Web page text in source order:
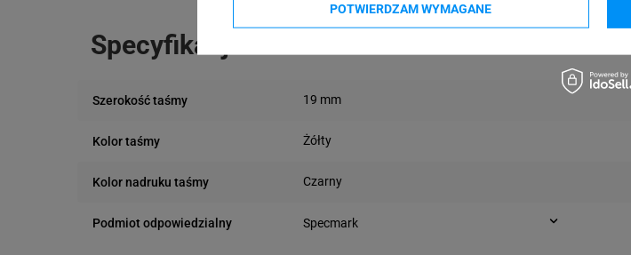
Specyfikacja
Szerokość taśmy 19 mm
Kolor taśmy Żółty
Kolor nadruku taśmy Czarny
Podmiot odpowiedzialny
Specmark
POTWIERDZAM WYMAGANE